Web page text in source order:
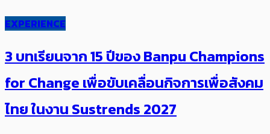
EXPERIENCE
3 บทเรียนจาก 15 ปีของ Banpu Champions
for Change เพื่อขับเคลื่อนกิจการเพื่อสังคม
ไทย ในงาน Sustrends 2027